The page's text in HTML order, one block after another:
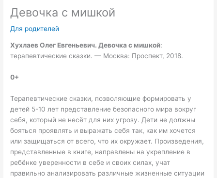
Девочка с мишкой
Для родителей
Хухлаев Олег Евгеньевич. Девочка с мишкой:
терапевтические сказки. — Москва: Проспект, 2018.
0+
Терапевтические сказки, позволяющие формировать у
детей 5-10 лет представление безопасного мира вокруг
себя, который не несёт для них угрозу. Дети не должны
бояться проявлять и выражать себя так, как им хочется
или защищаться от всего, что их окружает. Произведения,
представленные в книге, направлены на укрепление в
ребёнке уверенности в себе и своих силах, учат
правильно анализировать различные жизненные ситуации